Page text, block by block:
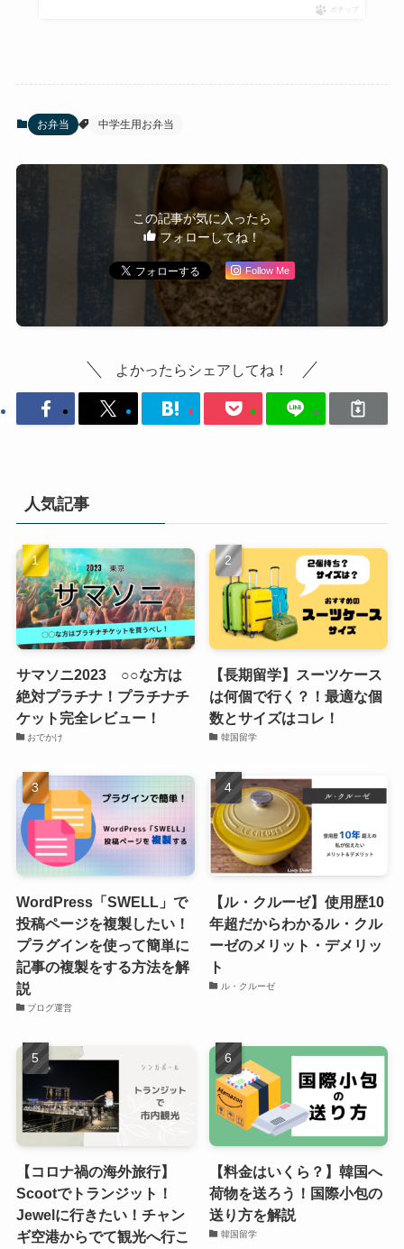
ポチップ
お弁当 中学生用お弁当
この記事が気に入ったら
フォローしてね！
Follow Me
よかったらシェアしてね！
人気記事
サマソニ2023 ○○な方は
絶対プラチナ！プラチナチ
ケット完全レビュー！
おでかけ
【長期留学】スーツケース
は何個で行く？！最適な個
数とサイズはコレ！
韓国留学
WordPress「SWELL」で
投稿ページを複製したい！
プラグインを使って簡単に
記事の複製をする方法を解
説
ブログ運営
【ル・クルーゼ】使用歴10
年超だからわかるル・クル
ーゼのメリット・デメリッ
ト
ル・クルーゼ
【コロナ禍の海外旅行】
Scootでトランジット！
Jewelに行きたい！チャン
ギ空港からでて観光へ行こ
【料金はいくら？】韓国へ
荷物を送ろう！国際小包の
送り方を解説
韓国留学